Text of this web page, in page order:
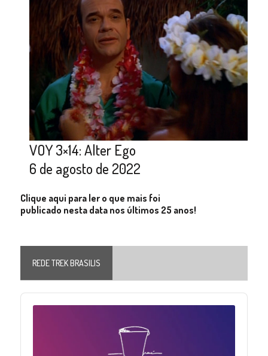
VOY 3×14: Alter Ego
6 de agosto de 2022
Clique aqui para ler o que mais foi
publicado nesta data nos últimos 25 anos!
REDE TREK BRASILIS
Audio
Player